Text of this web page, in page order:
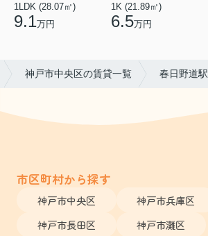
1LDK (28.07㎡)
9.1万円
1K (21.89㎡)
6.5万円
神戸市中央区の賃貸一覧 春日野道駅
市区町村から探す
神戸市中央区
神戸市兵庫区
神戸市長田区
神戸市灘区